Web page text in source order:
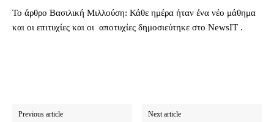
To άρθρο Βασιλική Μιλλούση: Κάθε ημέρα ήταν ένα νέο μάθημα
και οι επιτυχίες και οι αποτυχίες δημοσιεύτηκε στο NewsIT .
Previous article Next article